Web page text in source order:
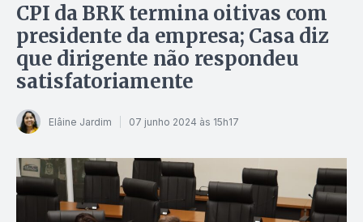
CPI da BRK termina oitivas com
presidente da empresa; Casa diz
que dirigente não respondeu
satisfatoriamente
Elâine Jardim 07 junho 2024 às 15h17